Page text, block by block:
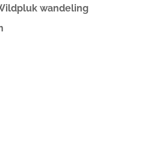
wandeling